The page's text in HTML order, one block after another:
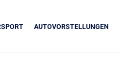
AUTOVORSTELLUNGEN